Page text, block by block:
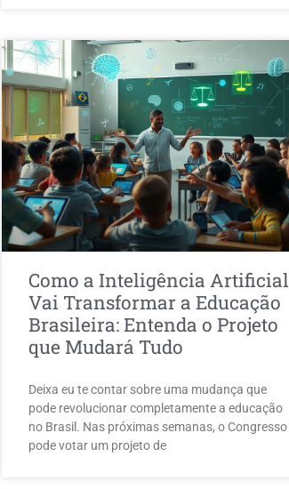
Como a Inteligência Artificial
Vai Transformar a Educação
Brasileira: Entenda o Projeto
que Mudará Tudo
Deixa eu te contar sobre uma mudança que
pode revolucionar completamente a educação
no Brasil. Nas próximas semanas, o Congresso
pode votar um projeto de